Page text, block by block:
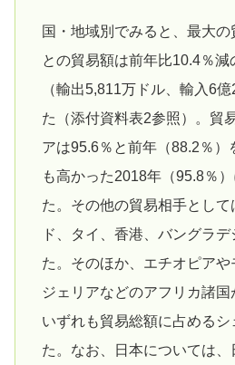
国・地域別でみると、最大の
との貿易額は前年比10.4％
（輸出5,811万ドル、輸入6
た（添付資料表2参照）。貿
アは95.6％と前年（88.2％）
も高かった2018年（95.8％
た。その他の貿易相手とし
ド、タイ、香港、バングラ
た。そのほか、エチオピアや
ジェリアなどのアフリカ諸国
いずれも貿易総額に占める
た。なお、日本については